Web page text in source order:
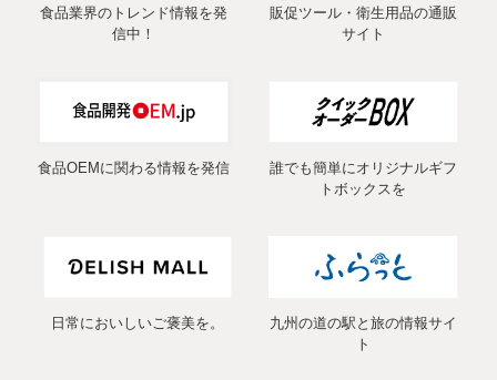
食品業界のトレンド情報を発
信中！
販促ツール・衛生用品の通販
サイト
食品OEMに関わる情報を発信
誰でも簡単にオリジナルギフ
トボックスを
日常においしいご褒美を。
九州の道の駅と旅の情報サイ
ト